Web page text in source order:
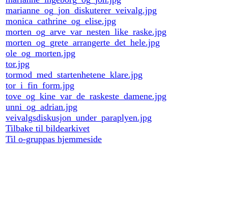
marianne_og_jon_diskuterer_veivalg.jpg
monica_cathrine_og_elise.jpg
morten_og_arve_var_nesten_like_raske.jpg
morten_og_grete_arrangerte_det_hele.jpg
ole_og_morten.jpg
tor.jpg
tormod_med_startenhetene_klare.jpg
tor_i_fin_form.jpg
tove_og_kine_var_de_raskeste_damene.jpg
unni_og_adrian.jpg
veivalgsdiskusjon_under_paraplyen.jpg
Tilbake til bildearkivet
Til o-gruppas hjemmeside